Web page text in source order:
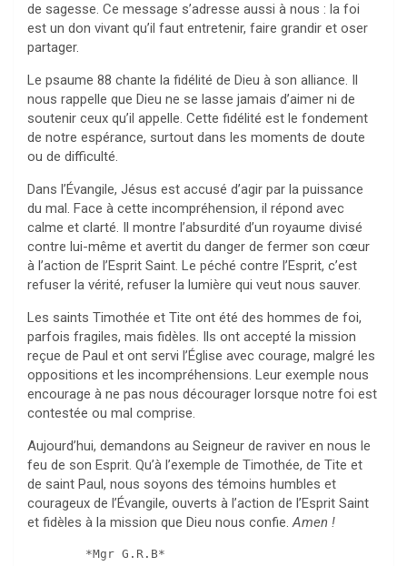
de sagesse. Ce message s’adresse aussi à nous : la foi
est un don vivant qu’il faut entretenir, faire grandir et oser
partager.
Le psaume 88 chante la fidélité de Dieu à son alliance. Il
nous rappelle que Dieu ne se lasse jamais d’aimer ni de
soutenir ceux qu’il appelle. Cette fidélité est le fondement
de notre espérance, surtout dans les moments de doute
ou de difficulté.
Dans l’Évangile, Jésus est accusé d’agir par la puissance
du mal. Face à cette incompréhension, il répond avec
calme et clarté. Il montre l’absurdité d’un royaume divisé
contre lui-même et avertit du danger de fermer son cœur
à l’action de l’Esprit Saint. Le péché contre l’Esprit, c’est
refuser la vérité, refuser la lumière qui veut nous sauver.
Les saints Timothée et Tite ont été des hommes de foi,
parfois fragiles, mais fidèles. Ils ont accepté la mission
reçue de Paul et ont servi l’Église avec courage, malgré les
oppositions et les incompréhensions. Leur exemple nous
encourage à ne pas nous décourager lorsque notre foi est
contestée ou mal comprise.
Aujourd’hui, demandons au Seigneur de raviver en nous le
feu de son Esprit. Qu’à l’exemple de Timothée, de Tite et
de saint Paul, nous soyons des témoins humbles et
courageux de l’Évangile, ouverts à l’action de l’Esprit Saint
et fidèles à la mission que Dieu nous confie.Amen !
        *Mgr G.R.B*